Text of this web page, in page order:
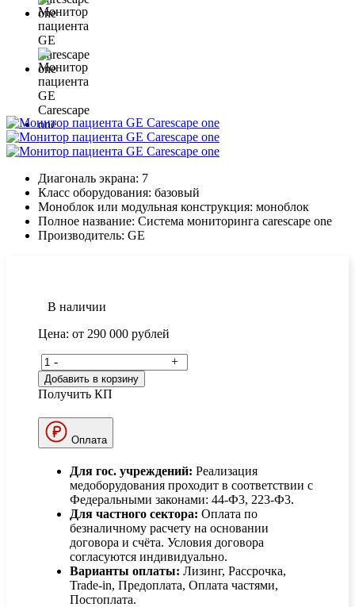
Диагональ экрана: 7
Класс оборудования: базовый
Моноблок или модульная конструкция: моноблок
Полное название: Cистема мониторинга carescape one
Производитель: GE
В наличии
Цена: от 290 000 рублей
- +
Добавить в корзину
Получить КП
Оплата
Для гос. учреждений: Реализация
медоборудования проходит в соответствии с
Федеральными законами: 44-Ф3, 223-Ф3.
Для частного сектора: Оплата по
безналичному расчету на основании
договора и счёта. Условия договора
согласуются индивидуально.
Варианты оплаты: Лизинг, Рассрочка,
Trade-in, Предоплата, Оплата частями,
Постоплата.